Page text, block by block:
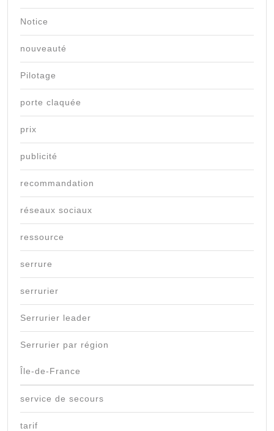
Notice
nouveauté
Pilotage
porte claquée
prix
publicité
recommandation
réseaux sociaux
ressource
serrure
serrurier
Serrurier leader
Serrurier par région
Île-de-France
service de secours
tarif